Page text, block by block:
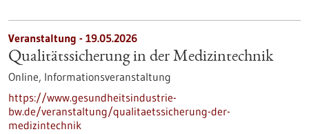
Veranstaltung - 19.05.2026
Qualitätssicherung in der Medizintechnik
Online, Informationsveranstaltung
https://www.gesundheitsindustrie-
bw.de/veranstaltung/qualitaetssicherung-der-
medizintechnik